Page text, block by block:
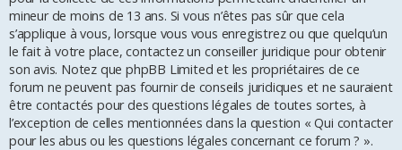
mineur de moins de 13 ans. Si vous n’êtes pas sûr que cela
s’applique à vous, lorsque vous vous enregistrez ou que quelqu’un
le fait à votre place, contactez un conseiller juridique pour obtenir
son avis. Notez que phpBB Limited et les propriétaires de ce
forum ne peuvent pas fournir de conseils juridiques et ne sauraient
être contactés pour des questions légales de toutes sortes, à
l’exception de celles mentionnées dans la question « Qui contacter
pour les abus ou les questions légales concernant ce forum ? ».